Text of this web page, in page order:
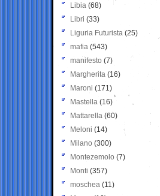
Libia (68)
Libri (33)
Liguria Futurista (25)
mafia (543)
manifesto (7)
Margherita (16)
Maroni (171)
Mastella (16)
Mattarella (60)
Meloni (14)
Milano (300)
Montezemolo (7)
Monti (357)
moschea (11)